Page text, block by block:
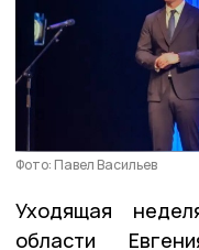
Фото: Павел Васильев
Уходящая
области